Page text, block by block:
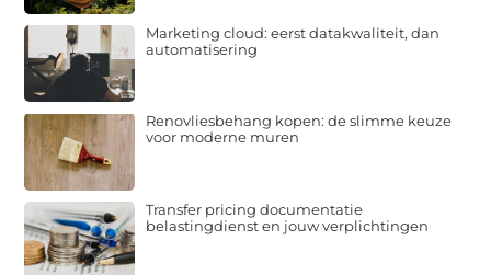
Marketing cloud: eerst datakwaliteit, dan
automatisering
Renovliesbehang kopen: de slimme keuze
voor moderne muren
Transfer pricing documentatie
belastingdienst en jouw verplichtingen